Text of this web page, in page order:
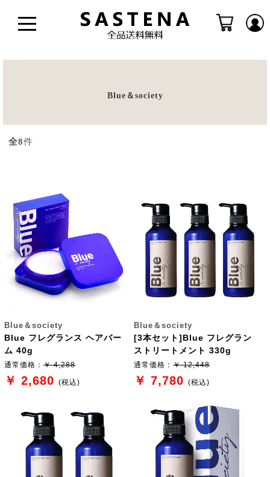
Blue＆society
全8件
Blue＆society
Blue フレグランス ヘアバー
ム 40g
通常価格：￥ 4,288
￥ 2,680(税込)
Blue＆society
[3本セット]Blue フレグラン
ストリートメント 330g
通常価格：￥ 12,448
￥ 7,780(税込)